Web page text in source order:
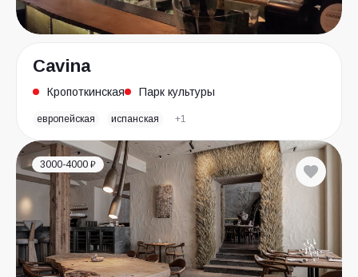
Cavina
Кропоткинская Парк культуры
европейская испанская +1
3000-4000 ₽